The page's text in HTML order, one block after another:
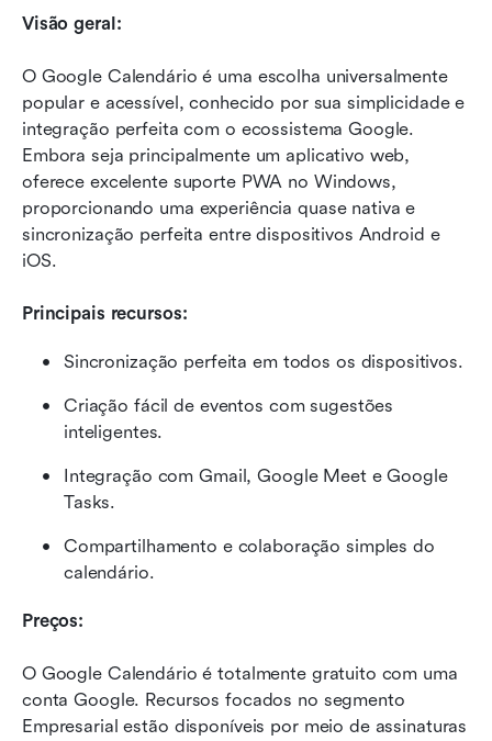
Visão geral:
O Google Calendário é uma escolha universalmente
popular e acessível, conhecido por sua simplicidade e
integração perfeita com o ecossistema Google.
Embora seja principalmente um aplicativo web,
oferece excelente suporte PWA no Windows,
proporcionando uma experiência quase nativa e
sincronização perfeita entre dispositivos Android e
iOS.
Principais recursos:
Sincronização perfeita em todos os dispositivos.
Criação fácil de eventos com sugestões
inteligentes.
Integração com Gmail, Google Meet e Google
Tasks.
Compartilhamento e colaboração simples do
calendário.
Preços:
O Google Calendário é totalmente gratuito com uma
conta Google. Recursos focados no segmento
Empresarial estão disponíveis por meio de assinaturas